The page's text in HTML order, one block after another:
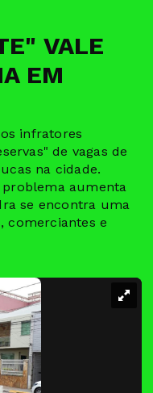
VALE
EM
infratores
de vagas de
na cidade.
aumenta
se encontra uma
comerciantes e